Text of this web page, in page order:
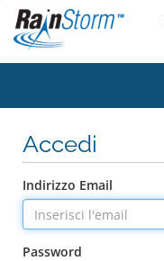
Accedi
Indirizzo Email
Password